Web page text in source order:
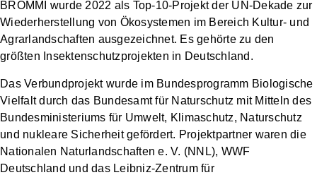
BROMMI wurde 2022 als Top-10-Projekt der UN-Dekade zur
Wiederherstellung von Ökosystemen im Bereich Kultur- und
Agrarlandschaften ausgezeichnet. Es gehörte zu den
größten Insektenschutzprojekten in Deutschland.
Das Verbundprojekt wurde im Bundesprogramm Biologische
Vielfalt durch das Bundesamt für Naturschutz mit Mitteln des
Bundesministeriums für Umwelt, Klimaschutz, Naturschutz
und nukleare Sicherheit gefördert. Projektpartner waren die
Nationalen Naturlandschaften e. V. (NNL), WWF
Deutschland und das Leibniz-Zentrum für